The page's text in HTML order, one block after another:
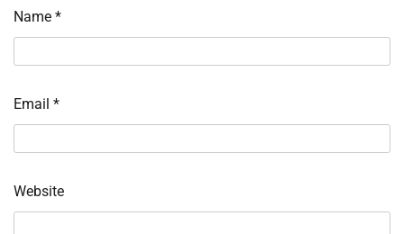
Name *
Email *
Website